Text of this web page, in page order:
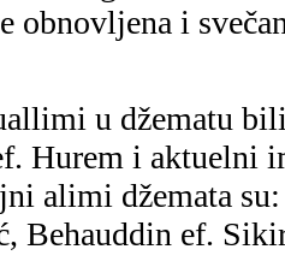
obnovljena i
u džematu
Hurem i aktuelni
alimi džemata
Behauddin ef.